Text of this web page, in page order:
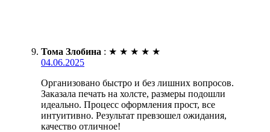
Тома Злобина : ★ ★ ★ ★ ★
04.06.2025
Организовано быстро и без лишних вопросов.
Заказала печать на холсте, размеры подошли
идеально. Процесс оформления прост, все
интуитивно. Результат превзошел ожидания,
качество отличное!